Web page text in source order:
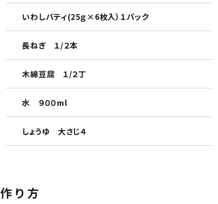
いわしパティ(25ｇ×6枚入）１パック
長ねぎ １/２本
木綿豆腐 １/２丁
水 ９００ml
しょうゆ 大さじ４
作 り 方